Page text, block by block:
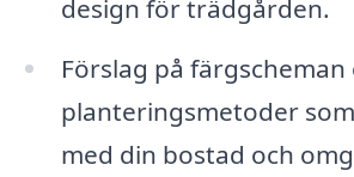
design för trädgården.
Förslag på färgscheman
planteringsmetoder
med din bostad och